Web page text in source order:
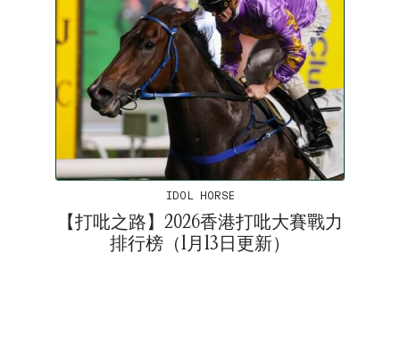
IDOL HORSE
【打吡之路】2026香港打吡大賽戰力
排行榜（1月13日更新）